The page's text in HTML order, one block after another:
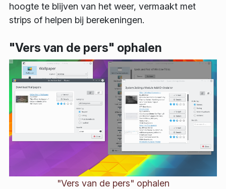
hoogte te blijven van het weer, vermaakt met
strips of helpen bij berekeningen.
"Vers van de pers" ophalen
"Vers van de pers" ophalen